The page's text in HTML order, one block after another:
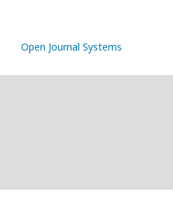
Open Journal Systems